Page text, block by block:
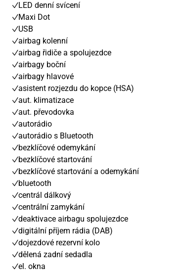
LED denní svícení
Maxi Dot
USB
airbag kolenní
airbag řidiče a spolujezdce
airbagy boční
airbagy hlavové
asistent rozjezdu do kopce (HSA)
aut. klimatizace
aut. převodovka
autorádio
autorádio s Bluetooth
bezklíčové odemykání
bezklíčové startování
bezklíčové startování a odemykání
bluetooth
centrál dálkový
centrální zamykání
deaktivace airbagu spolujezdce
digitální příjem rádia (DAB)
dojezdové rezervní kolo
dělená zadní sedadla
el. okna